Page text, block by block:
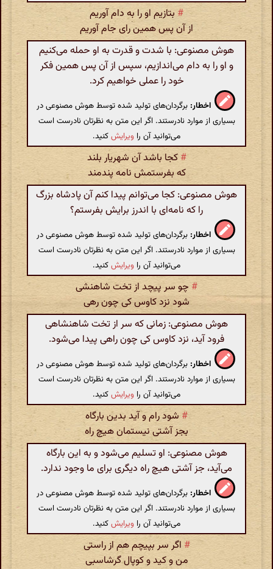
# بتازیم او را به دام آوریم
از آن پس همین رای جام آوریم
هوش مصنوعی: با شدت و قدرت به او حمله می‌کنیم
و او را به دام می‌اندازیم، سپس از آن پس همین فکر
خود را عملی خواهیم کرد.
اخطار: برگردان‌های تولید شده توسط هوش مصنوعی در
بسیاری از موارد نادرستند. اگر این متن به نظرتان نادرست است
می‌توانید آن را ویرایشکنید.
# کجا باشد آن شهریار بلند
که بفرستمش نامه پندمند
هوش مصنوعی: کجا می‌توانم پیدا کنم آن پادشاه بزرگ
را که نامه‌ای با اندرز برایش بفرستم؟
اخطار: برگردان‌های تولید شده توسط هوش مصنوعی در
بسیاری از موارد نادرستند. اگر این متن به نظرتان نادرست است
می‌توانید آن را ویرایشکنید.
# چو سر پیچد از تخت شاهنشی
شود نزد کاوس کی چون رهی
هوش مصنوعی: زمانی که سر از تخت شاهنشاهی
فرود آید، نزد کاوس کی چون راهی پیدا می‌شود.
اخطار: برگردان‌های تولید شده توسط هوش مصنوعی در
بسیاری از موارد نادرستند. اگر این متن به نظرتان نادرست است
می‌توانید آن را ویرایشکنید.
# شود رام و آید بدین بارگاه
بجز آشتی نیستمان هیچ راه
هوش مصنوعی: او تسلیم می‌شود و به این بارگاه
می‌آید، جز آشتی هیچ راه دیگری برای ما وجود ندارد.
اخطار: برگردان‌های تولید شده توسط هوش مصنوعی در
بسیاری از موارد نادرستند. اگر این متن به نظرتان نادرست است
می‌توانید آن را ویرایشکنید.
# اگر سر بپیچم هم از راستی
من و کید و کوپال گرشاسبی